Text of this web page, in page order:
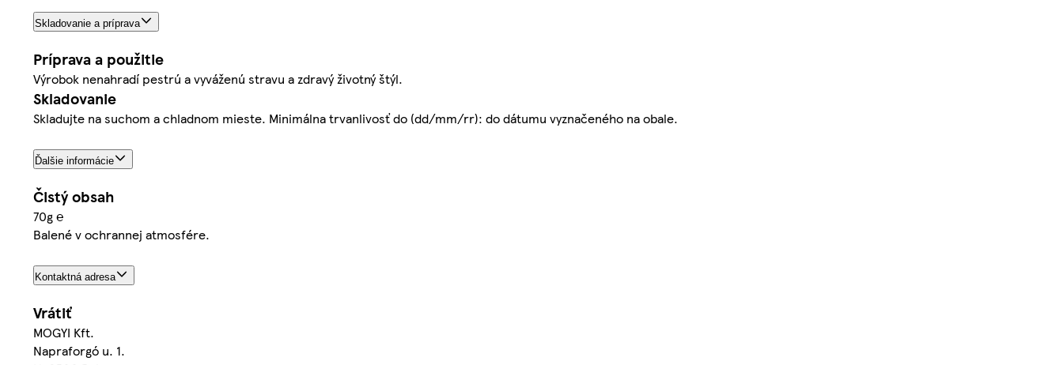
Skladovanie a príprava
Príprava a použitie
Výrobok nenahradí pestrú a vyváženú stravu a zdravý životný štýl.
Skladovanie
Skladujte na suchom a chladnom mieste. Minimálna trvanlivosť do (dd/mm/rr): do dátumu vyznačeného na obale.
Ďalšie informácie
Čistý obsah
70g ℮
Balené v ochrannej atmosfére.
Kontaktná adresa
Vrátiť
MOGYI Kft.
Napraforgó u. 1.